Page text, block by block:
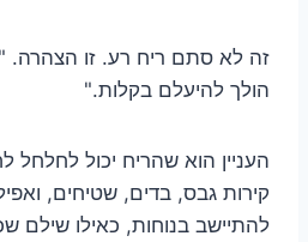
זה לא סתם ריח רע. זו הצהרה.
הולך להיעלם בקלות."
העניין הוא שהריח יכול לחלחל
קירות גבס, בדים, שטיחים,
להתיישב בנוחות, כאילו שילם